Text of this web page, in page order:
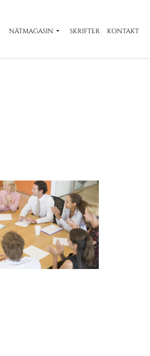
NÄTMAGASIN SKRIFTER KONTAKT